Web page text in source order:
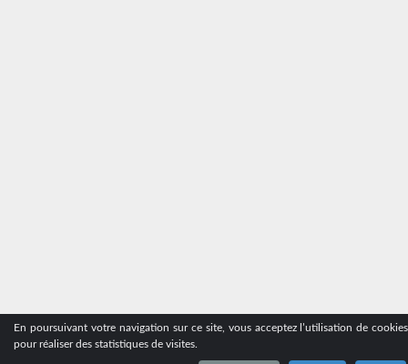
En poursuivant votre navigation sur ce site, vous acceptez l’utilisation de cookies
pour réaliser des statistiques de visites.